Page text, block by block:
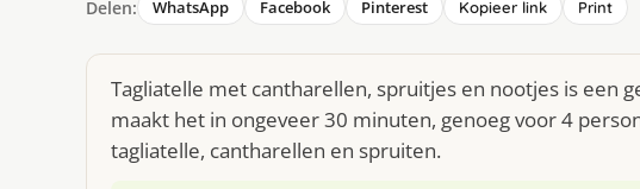
Delen: WhatsApp Facebook Pinterest Kopieer link Print
Tagliatelle met cantharellen, spruitjes en nootjes is een
maakt het in ongeveer 30 minuten, genoeg voor 4
tagliatelle, cantharellen en spruiten.